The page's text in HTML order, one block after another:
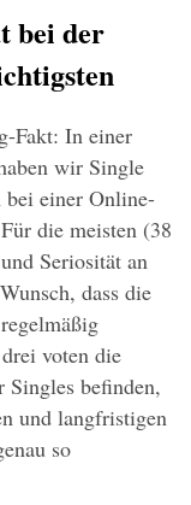
bei der
Fakt: In einer
wir Single
bei einer Online-
die meisten (38
Seriosität an
dass die
voten die
Singles befinden,
und langfristigen
so